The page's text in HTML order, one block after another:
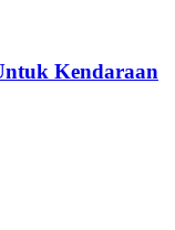
Kendaraan